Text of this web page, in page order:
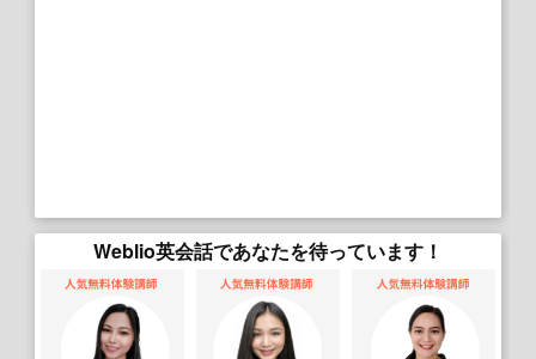
Weblio英会話であなたを待っています！